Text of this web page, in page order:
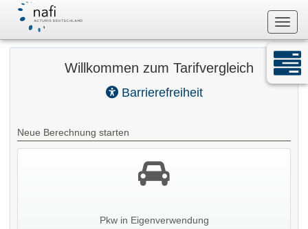
Willkommen zum Tarifvergleich
Barrierefreiheit
Neue Berechnung starten
Pkw in Eigenverwendung